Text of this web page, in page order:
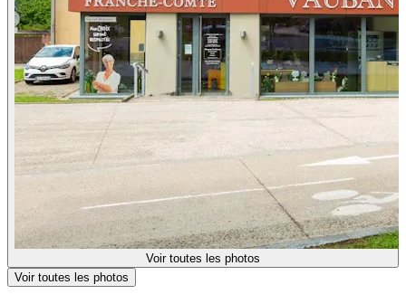
Voir toutes les photos
Voir toutes les photos